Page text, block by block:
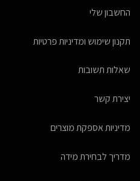
החשבון שלי
תקנון שימוש ומדיניות פרטיות
שאלות תשובות
יצירת קשר
מדיניות אספקת מוצרים
מדריך לבחירת מידה